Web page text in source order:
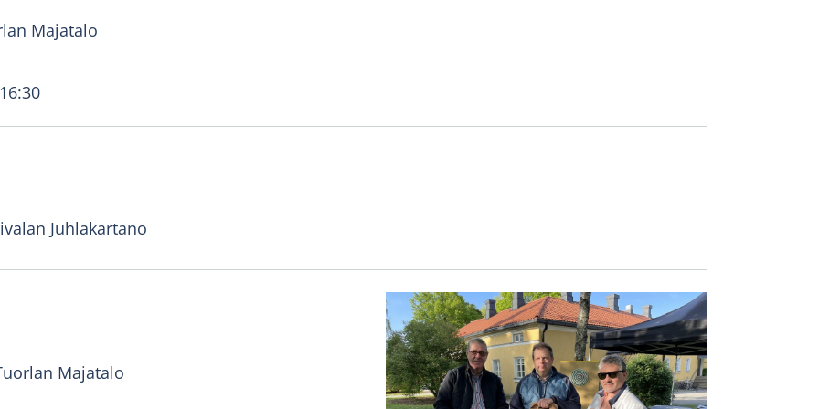
Majatalo
Juhlakartano
Majatalo